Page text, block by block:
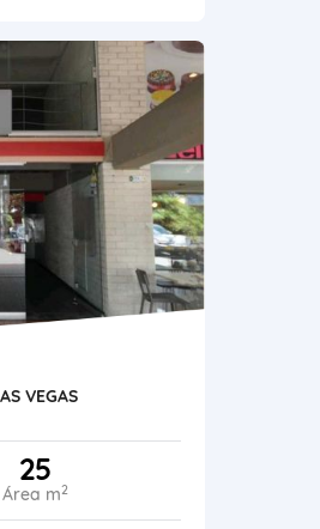
VEGAS
25
Área m2